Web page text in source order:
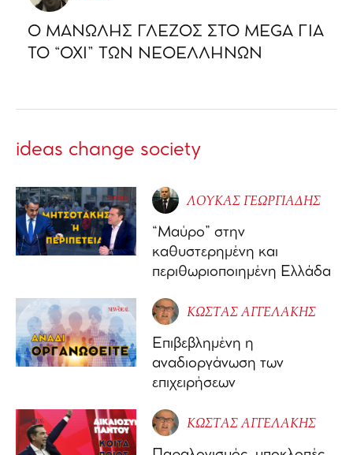
Ο ΜΑΝΩΛΗΣ ΓΛΕΖΟΣ ΣΤΟ MEGA ΓΙΑ
ΤΟ “ΟΧΙ” ΤΩΝ ΝΕΟΕΛΛΗΝΩΝ
ideas change society
ΛΟΥΚΑΣ ΓΕΩΡΓΙΑΔΗΣ
“Μαύρο” στην
καθυστερημένη και
περιθωριοποιημένη Ελλάδα
ΚΩΣΤΑΣ ΑΓΓΕΛΑΚΗΣ
Επιβεβλημένη η
αναδιοργάνωση των
επιχειρήσεων
ΚΩΣΤΑΣ ΑΓΓΕΛΑΚΗΣ